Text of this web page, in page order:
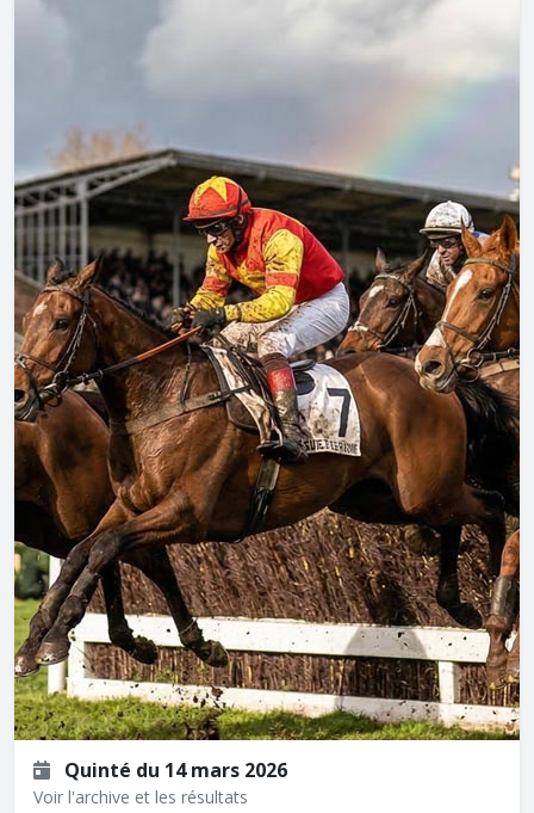
Quinté du 14 mars 2026
Voir l'archive et les résultats